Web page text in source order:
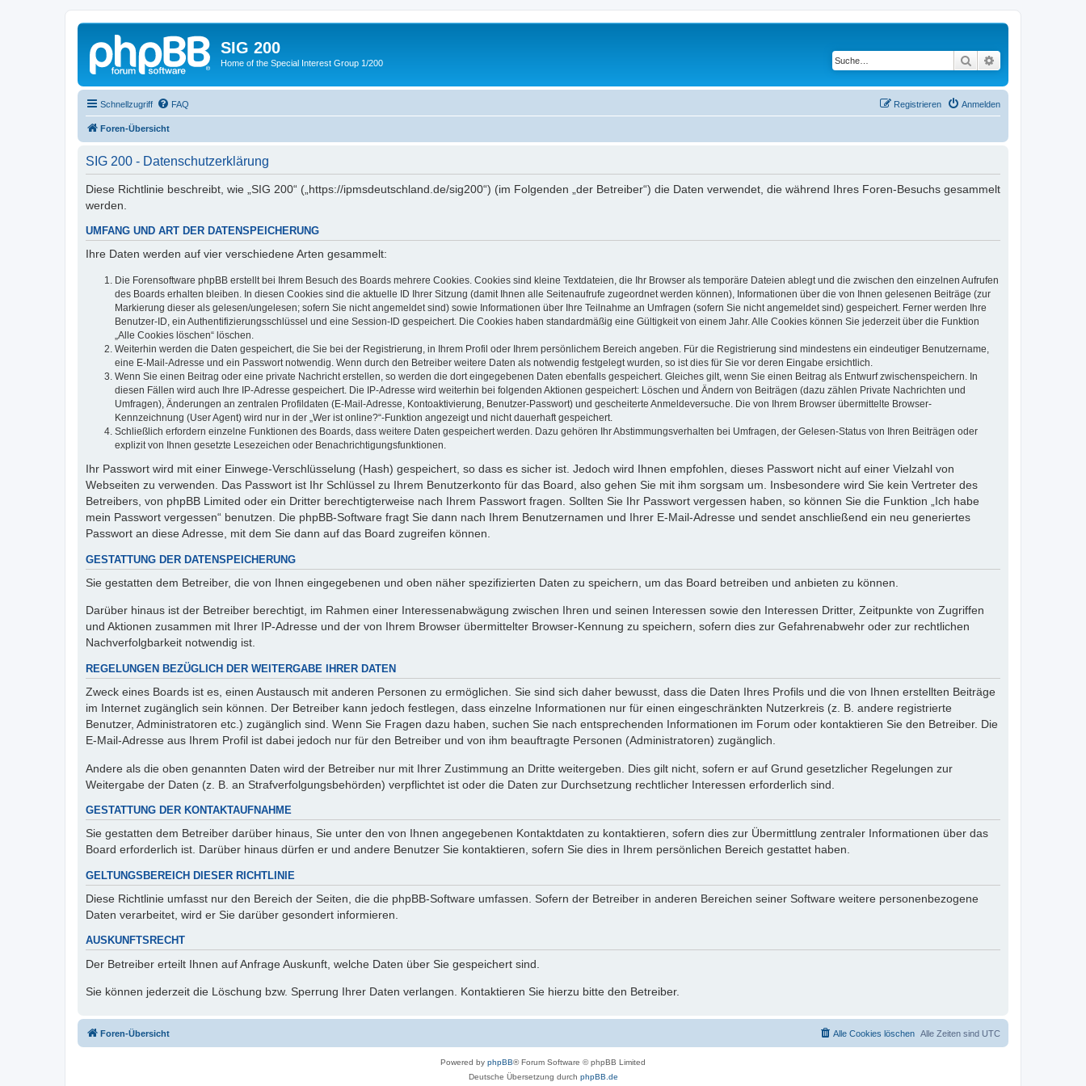
SIG 200
Home of the Special Interest Group 1/200 Suche
Schnellzugriff FAQ Anmelden
Registrieren
Foren-Übersicht
SIG 200 - Datenschutzerklärung
Diese Richtlinie beschreibt, wie „SIG 200“ („https://ipmsdeutschland.de/sig200“) (im Folgenden „der Betreiber“) die Daten verwendet, die während Ihres Foren-Besuchs gesammelt
werden.
UMFANG UND ART DER DATENSPEICHERUNG
Ihre Daten werden auf vier verschiedene Arten gesammelt:
Die Forensoftware phpBB erstellt bei Ihrem Besuch des Boards mehrere Cookies. Cookies sind kleine Textdateien, die Ihr Browser als temporäre Dateien ablegt und die zwischen den einzelnen Aufrufen
des Boards erhalten bleiben. In diesen Cookies sind die aktuelle ID Ihrer Sitzung (damit Ihnen alle Seitenaufrufe zugeordnet werden können), Informationen über die von Ihnen gelesenen Beiträge (zur
Markierung dieser als gelesen/ungelesen; sofern Sie nicht angemeldet sind) sowie Informationen über Ihre Teilnahme an Umfragen (sofern Sie nicht angemeldet sind) gespeichert. Ferner werden Ihre
Benutzer-ID, ein Authentifizierungsschlüssel und eine Session-ID gespeichert. Die Cookies haben standardmäßig eine Gültigkeit von einem Jahr. Alle Cookies können Sie jederzeit über die Funktion
„Alle Cookies löschen“ löschen.
Weiterhin werden die Daten gespeichert, die Sie bei der Registrierung, in Ihrem Profil oder Ihrem persönlichem Bereich angeben. Für die Registrierung sind mindestens ein eindeutiger Benutzername,
eine E-Mail-Adresse und ein Passwort notwendig. Wenn durch den Betreiber weitere Daten als notwendig festgelegt wurden, so ist dies für Sie vor deren Eingabe ersichtlich.
Wenn Sie einen Beitrag oder eine private Nachricht erstellen, so werden die dort eingegebenen Daten ebenfalls gespeichert. Gleiches gilt, wenn Sie einen Beitrag als Entwurf zwischenspeichern. In
diesen Fällen wird auch Ihre IP-Adresse gespeichert. Die IP-Adresse wird weiterhin bei folgenden Aktionen gespeichert: Löschen und Ändern von Beiträgen (dazu zählen Private Nachrichten und
Umfragen), Änderungen an zentralen Profildaten (E-Mail-Adresse, Kontoaktivierung, Benutzer-Passwort) und gescheiterte Anmeldeversuche. Die von Ihrem Browser übermittelte Browser-
Kennzeichnung (User Agent) wird nur in der „Wer ist online?“-Funktion angezeigt und nicht dauerhaft gespeichert.
Schließlich erfordern einzelne Funktionen des Boards, dass weitere Daten gespeichert werden. Dazu gehören Ihr Abstimmungsverhalten bei Umfragen, der Gelesen-Status von Ihren Beiträgen oder
explizit von Ihnen gesetzte Lesezeichen oder Benachrichtigungsfunktionen.
Ihr Passwort wird mit einer Einwege-Verschlüsselung (Hash) gespeichert, so dass es sicher ist. Jedoch wird Ihnen empfohlen, dieses Passwort nicht auf einer Vielzahl von
Webseiten zu verwenden. Das Passwort ist Ihr Schlüssel zu Ihrem Benutzerkonto für das Board, also gehen Sie mit ihm sorgsam um. Insbesondere wird Sie kein Vertreter des
Betreibers, von phpBB Limited oder ein Dritter berechtigterweise nach Ihrem Passwort fragen. Sollten Sie Ihr Passwort vergessen haben, so können Sie die Funktion „Ich habe
mein Passwort vergessen“ benutzen. Die phpBB-Software fragt Sie dann nach Ihrem Benutzernamen und Ihrer E-Mail-Adresse und sendet anschließend ein neu generiertes
Passwort an diese Adresse, mit dem Sie dann auf das Board zugreifen können.
GESTATTUNG DER DATENSPEICHERUNG
Sie gestatten dem Betreiber, die von Ihnen eingegebenen und oben näher spezifizierten Daten zu speichern, um das Board betreiben und anbieten zu können.
Darüber hinaus ist der Betreiber berechtigt, im Rahmen einer Interessenabwägung zwischen Ihren und seinen Interessen sowie den Interessen Dritter, Zeitpunkte von Zugriffen
und Aktionen zusammen mit Ihrer IP-Adresse und der von Ihrem Browser übermittelter Browser-Kennung zu speichern, sofern dies zur Gefahrenabwehr oder zur rechtlichen
Nachverfolgbarkeit notwendig ist.
REGELUNGEN BEZÜGLICH DER WEITERGABE IHRER DATEN
Zweck eines Boards ist es, einen Austausch mit anderen Personen zu ermöglichen. Sie sind sich daher bewusst, dass die Daten Ihres Profils und die von Ihnen erstellten Beiträge
im Internet zugänglich sein können. Der Betreiber kann jedoch festlegen, dass einzelne Informationen nur für einen eingeschränkten Nutzerkreis (z. B. andere registrierte
Benutzer, Administratoren etc.) zugänglich sind. Wenn Sie Fragen dazu haben, suchen Sie nach entsprechenden Informationen im Forum oder kontaktieren Sie den Betreiber. Die
E-Mail-Adresse aus Ihrem Profil ist dabei jedoch nur für den Betreiber und von ihm beauftragte Personen (Administratoren) zugänglich.
Andere als die oben genannten Daten wird der Betreiber nur mit Ihrer Zustimmung an Dritte weitergeben. Dies gilt nicht, sofern er auf Grund gesetzlicher Regelungen zur
Weitergabe der Daten (z. B. an Strafverfolgungsbehörden) verpflichtet ist oder die Daten zur Durchsetzung rechtlicher Interessen erforderlich sind.
GESTATTUNG DER KONTAKTAUFNAHME
Sie gestatten dem Betreiber darüber hinaus, Sie unter den von Ihnen angegebenen Kontaktdaten zu kontaktieren, sofern dies zur Übermittlung zentraler Informationen über das
Board erforderlich ist. Darüber hinaus dürfen er und andere Benutzer Sie kontaktieren, sofern Sie dies in Ihrem persönlichen Bereich gestattet haben.
GELTUNGSBEREICH DIESER RICHTLINIE
Diese Richtlinie umfasst nur den Bereich der Seiten, die die phpBB-Software umfassen. Sofern der Betreiber in anderen Bereichen seiner Software weitere personenbezogene
Daten verarbeitet, wird er Sie darüber gesondert informieren.
AUSKUNFTSRECHT
Der Betreiber erteilt Ihnen auf Anfrage Auskunft, welche Daten über Sie gespeichert sind.
Sie können jederzeit die Löschung bzw. Sperrung Ihrer Daten verlangen. Kontaktieren Sie hierzu bitte den Betreiber.
Foren-Übersicht Alle Zeiten sind UTC
Alle Cookies löschen
Powered by phpBB® Forum Software © phpBB Limited
Deutsche Übersetzung durch phpBB.de